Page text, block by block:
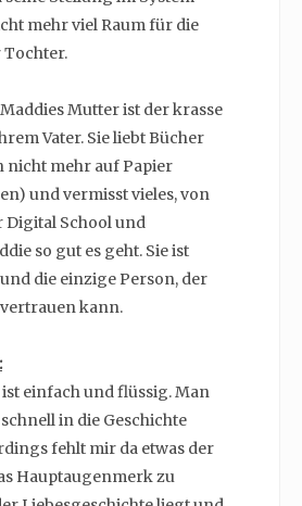
mehr viel Raum für die
Tochter.
Mutter ist der krasse
Vater. Sie liebt Bücher
nicht mehr auf Papier
und vermisst vieles, von
Digital School und
so gut es geht. Sie ist
die einzige Person, der
kann.
einfach und flüssig. Man
in die Geschichte
fehlt mir da etwas der
Hauptaugenmerk zu